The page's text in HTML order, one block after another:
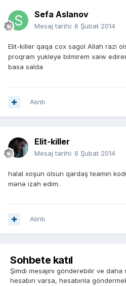
Sefa Aslanov
Mesaj tarihi: 6 Şubat 2014
Elit-killer qaqa cox sagol Allah razi
proqram yukleye bilmirem xaiw
basa salda
Alıntı
Elit-killer
Mesaj tarihi: 6 Şubat 2014
halal xoşun olsun qardaş teamın
mənə izah edim.
Alıntı
Sohbete katıl
Şimdi mesajını gönderebilir ve
hesabın varsa, hesabınla